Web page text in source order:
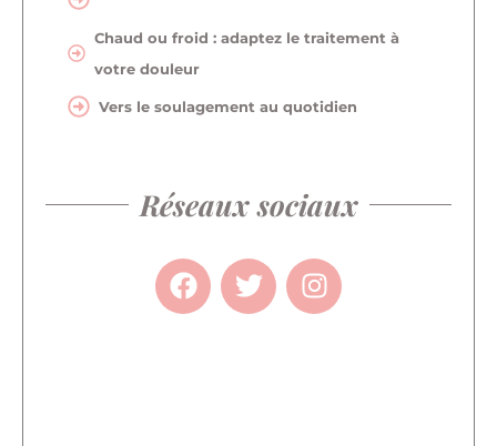
Chaud ou froid : adaptez le traitement à
votre douleur
Vers le soulagement au quotidien
Réseaux sociaux